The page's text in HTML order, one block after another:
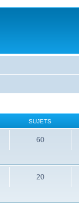
SUJETS
60
20